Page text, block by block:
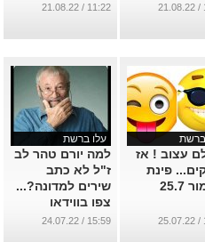
11:22 / 21.08.22
ברשת
עצוב ! אז
פינת
25.7
עלו ברשת
למה יורם טהר לב
ז"ל לא כתב
שירים למדונה?...
צפו בווידאו
המרגש. תאריכי
15:59 / 24.07.22